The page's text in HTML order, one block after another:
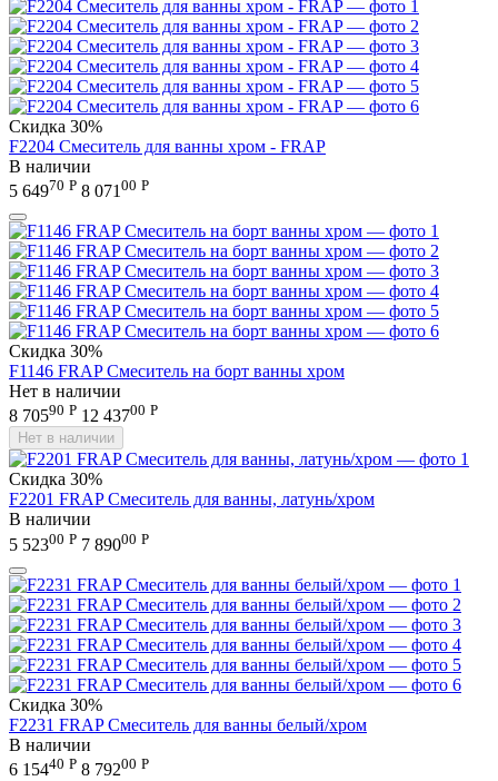
Скидка 30%
F2204 Смеситель для ванны хром - FRAP
В наличии
5 64970 Р 8 071 00 Р
Скидка 30%
F1146 FRAP Смеситель на борт ванны хром
Нет в наличии
8 70590 Р 12 43700 Р
Нет в наличии
Скидка 30%
F2201 FRAP Смеситель для ванны, латунь/хром
В наличии
5 52300 Р 7 89000 Р
Скидка 30%
F2231 FRAP Смеситель для ванны белый/хром
В наличии
6 15440 Р 8 79200 Р